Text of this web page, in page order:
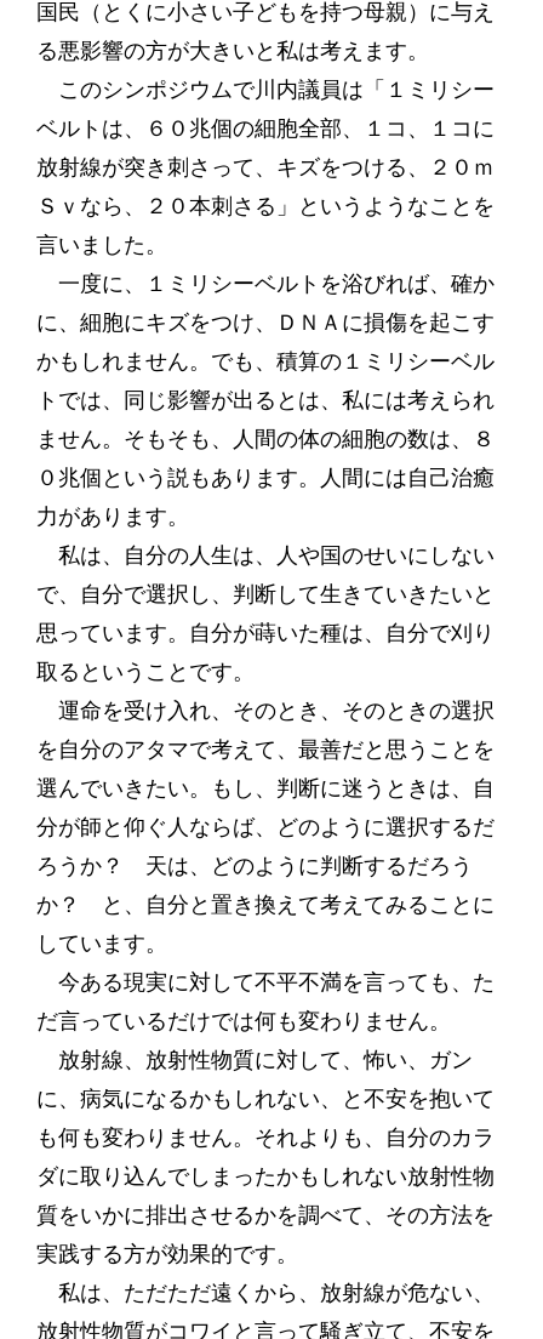
国民（とくに小さい子どもを持つ母親）に与え
る悪影響の方が大きいと私は考えます。
このシンポジウムで川内議員は「１ミリシー
ベルトは、６０兆個の細胞全部、１コ、１コに
放射線が突き刺さって、キズをつける、２０ｍ
Ｓｖなら、２０本刺さる」というようなことを
言いました。
一度に、１ミリシーベルトを浴びれば、確か
に、細胞にキズをつけ、ＤＮＡに損傷を起こす
かもしれません。でも、積算の１ミリシーベル
トでは、同じ影響が出るとは、私には考えられ
ません。そもそも、人間の体の細胞の数は、８
０兆個という説もあります。人間には自己治癒
力があります。
私は、自分の人生は、人や国のせいにしない
で、自分で選択し、判断して生きていきたいと
思っています。自分が蒔いた種は、自分で刈り
取るということです。
運命を受け入れ、そのとき、そのときの選択
を自分のアタマで考えて、最善だと思うことを
選んでいきたい。もし、判断に迷うときは、自
分が師と仰ぐ人ならば、どのように選択するだ
ろうか？ 天は、どのように判断するだろう
か？ と、自分と置き換えて考えてみることに
しています。
今ある現実に対して不平不満を言っても、た
だ言っているだけでは何も変わりません。
放射線、放射性物質に対して、怖い、ガン
に、病気になるかもしれない、と不安を抱いて
も何も変わりません。それよりも、自分のカラ
ダに取り込んでしまったかもしれない放射性物
質をいかに排出させるかを調べて、その方法を
実践する方が効果的です。
私は、ただただ遠くから、放射線が危ない、
放射性物質がコワイと言って騒ぎ立て、不安を